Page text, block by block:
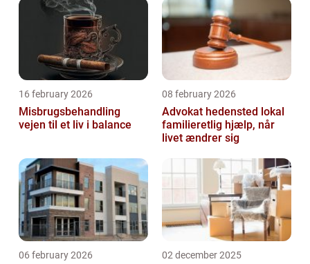
16 february 2026
Misbrugsbehandling
vejen til et liv i balance
08 february 2026
Advokat hedensted lokal
familieretlig hjælp, når
livet ændrer sig
06 february 2026 02 december 2025